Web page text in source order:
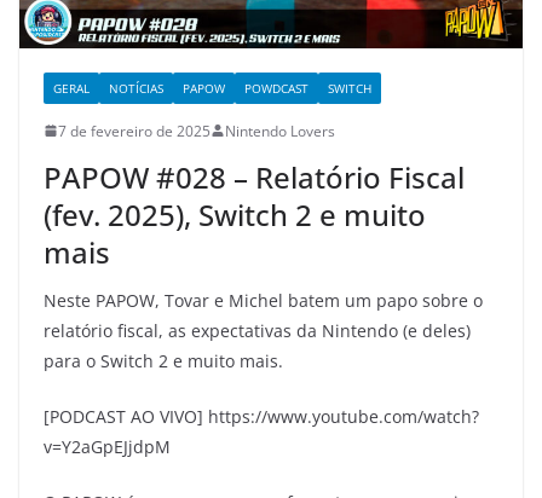
GERAL NOTÍCIAS PAPOW POWDCAST SWITCH
7 de fevereiro de 2025 Nintendo Lovers
PAPOW #028 – Relatório Fiscal
(fev. 2025), Switch 2 e muito
mais
Neste PAPOW, Tovar e Michel batem um papo sobre o
relatório fiscal, as expectativas da Nintendo (e deles)
para o Switch 2 e muito mais.
[PODCAST AO VIVO] https://www.youtube.com/watch?
v=Y2aGpEJjdpM